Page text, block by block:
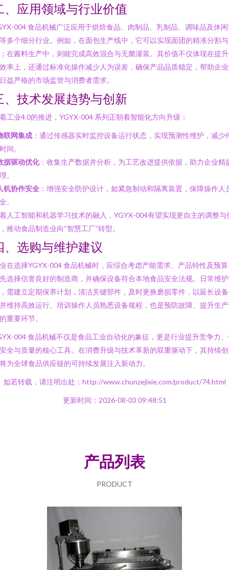
、应用领域与行业价值
004 食品机械广泛应用于烘焙食品、肉制品、乳制品、调味品及休
多个细分行业。例如，在面包生产线中，它可以实现面团的精准分割
在酱料生产中，则能完成高效混合与无菌灌装。其价值不仅体现在提
率上，还通过标准化操作减少人为误差，确保产品品质稳定，帮助企
益严格的市场监管与消费者需求。
、技术发展趋势与创新
工业4.0的推进，YGYX-004 系列正朝着智能化方向升级：
联网集成 ：通过传感器实时监控设备运行状态，实现预测性维护，减少
间。
据驱动优化：收集生产数据并分析，为工艺改进提供依据，助力企业精
。
机协作安全 ：增强安全防护设计，如紧急制动和隔离装置，保障操作人
。
人工智能和机器学习技术的融入，YGYX-004有望实现更自主的调整与
推动食品制造业向“智慧工厂”转型。
、选购与维护建议
在选择YGYX-004 食品机械时，应综合考虑产能需求、产品特性及预
选择信誉良好的制造商，并确保设备符合本地食品安全法规。日常维
需建立定期保养计划，清洁关键部件，及时更换磨损零件，以延长设
维持高效运行。培训操作人员熟悉设备规程，也是预防故障、提升生
重要环节。
004 食品机械不仅是食品工业自动化的象征，更是行业提升竞争力
全与质量的核心工具。在消费升级与技术革新的双重驱动下，其持续
为全球食品供应链的可持续发展注入新动力。
如若转载，请注明出处：http://www.chunzejixie.com/product/74.html
更新时间：2026-08-03 09:48:51
产品列表
PRODUCT